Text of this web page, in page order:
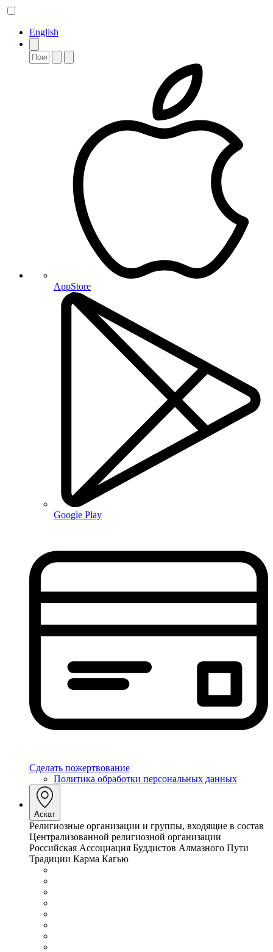
English
AppStore
Google Play
Сделать пожертвование
Политика обработки персональных данных
Аскат
Религиозные организации и группы, входящие в состав
Централизованной религиозной организации
Российская Ассоциация Буддистов Алмазного Пути
Традиции Карма Кагью